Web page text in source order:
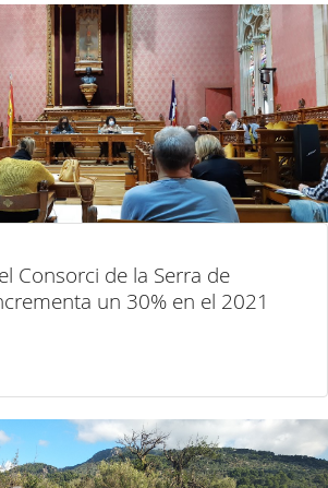
Consorci de la Serra de
un 30% en el 2021